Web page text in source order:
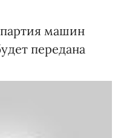
машин
передана